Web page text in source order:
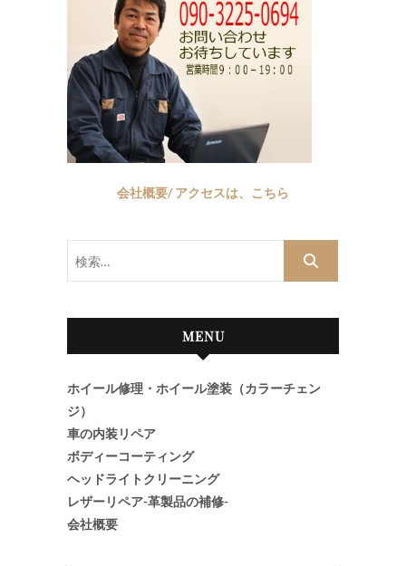
会社概要/ アクセスは、こちら
MENU
ホイール修理・ホイール塗装（カラーチェン
ジ）
車の内装リペア
ボディーコーティング
ヘッドライトクリーニング
レザーリペア-革製品の補修-
会社概要